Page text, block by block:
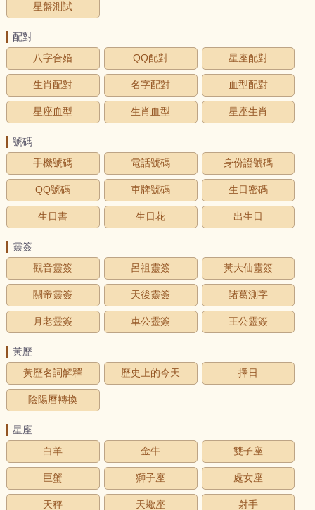
星盤測試
配對
八字合婚
QQ配對 星座配對
生肖配對 名字配對 血型配對
星座血型 生肖血型 星座生肖
號碼
手機號碼
電話號碼 身份證號碼
QQ號碼 車牌號碼 生日密碼
生日書 生日花 出生日
靈簽
觀音靈簽
呂祖靈簽 黃大仙靈簽
關帝靈簽 天後靈簽 諸葛測字
月老靈簽 車公靈簽 王公靈簽
黃歷
黃歷名詞解釋
歷史上的今天 擇日
陰陽曆轉換
星座
白羊
金牛 雙子座
巨蟹 獅子座 處女座
天秤 天蠍座 射手